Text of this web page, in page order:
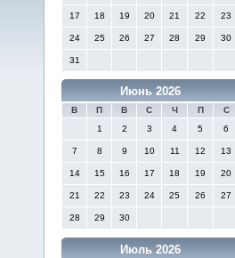
17 18 19 20 21 22 23
24 25 26 27 28 29 30
31
Июнь 2026
В П В С Ч П
С
1
2 3 4 5 6
7 8 9 10 11 12 13
14 15 16 17 18 19 20
21 22 23 24 25 26 27
28 29 30
Июль 2026